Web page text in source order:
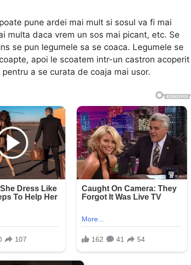
pune ardei mai mult si sosul va fi mai
multa daca vrem un sos mai picant, etc. Se
se pun legumele sa se coaca. Legumele se
apoi le scoatem intr-un castron acoperit
a se curata de coaja mai usor.